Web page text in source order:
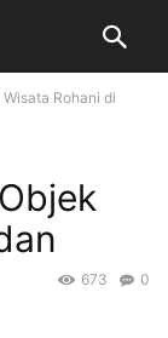
Rohani di
0
673